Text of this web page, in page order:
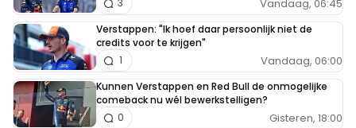
Vandaag, 06:45
3
Verstappen: "Ik hoef daar persoonlijk niet de
credits voor te krijgen"
Vandaag, 06:00
1
Kunnen Verstappen en Red Bull de onmogelijke
comeback nu wél bewerkstelligen?
Gisteren, 18:00
0